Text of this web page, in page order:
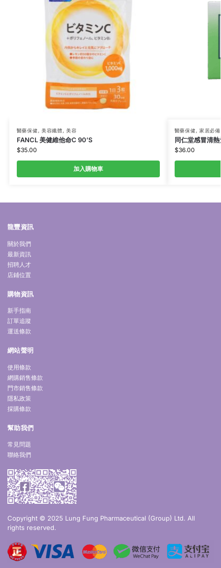
醫藥保健, 美容纖體,美容
FANCL 美健維他命C 90’S
$35.00
加入購物車
醫藥保健, 家居必備
同仁堂感冒清
$36.00
龍豐資訊
關於我們
最新資訊
招聘人才
店鋪位置
購物資訊
新手指南
訂單追蹤
運送條款
網站聲明
使用條款
網購銷售條款
門市銷售條款
隱私政策
採購條款
幫助我們
常見問題
聯絡我們
Copyright © 2025 Lung Fung Pharmaceutical (Group) Ltd. All
rights reserved.